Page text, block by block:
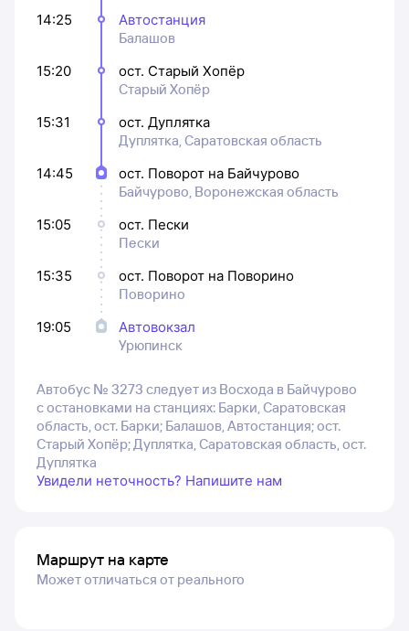
14:25
Автостанция
Балашов
15:20
ост. Старый Хопёр
Старый Хопёр
15:31
ост. Дуплятка
Дуплятка, Саратовская область
14:45
ост. Поворот на Байчурово
Байчурово, Воронежская область
15:05
ост. Пески
Пески
15:35
ост. Поворот на Поворино
Поворино
19:05
Автовокзал
Урюпинск
Автобус № 3273 следует из Восхода в Байчурово
с остановками на станциях: Барки, Саратовская
область, ост. Барки; Балашов, Автостанция; ост.
Старый Хопёр; Дуплятка, Саратовская область, ост.
Дуплятка
Увидели неточность? Напишите нам
Маршрут на карте
Может отличаться от реального